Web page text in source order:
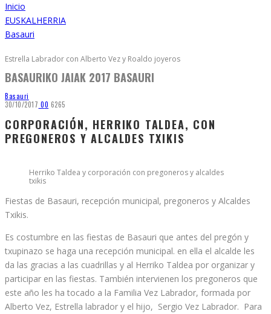
Inicio
EUSKALHERRIA
Basauri
Estrella Labrador con Alberto Vez y Roaldo joyeros
BASAURIKO JAIAK 2017 BASAURI
Basauri
30/10/2017 00 6265
CORPORACIÓN, HERRIKO TALDEA, CON
PREGONEROS Y ALCALDES TXIKIS
Herriko Taldea y corporación con pregoneros y alcaldes
txikis
Fiestas de Basauri, recepción municipal, pregoneros y Alcaldes
Txikis.
Es costumbre en las fiestas de Basauri que antes del pregón y
txupinazo se haga una recepción municipal. en ella el alcalde les
da las gracias a las cuadrillas y al Herriko Taldea por organizar y
participar en las fiestas. También intervienen los pregoneros que
este año les ha tocado a la Familia Vez Labrador, formada por
Alberto Vez, Estrella labrador y el hijo, Sergio Vez Labrador. Para